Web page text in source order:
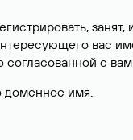
вас
согласованной с
доменное имя.